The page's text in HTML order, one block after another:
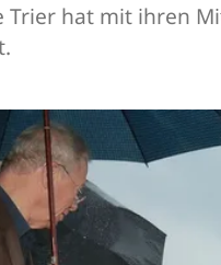
Trier hat mit ihren